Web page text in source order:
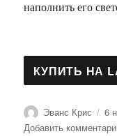
наполнить его
Автор
Эванс Крис 6
Добавить